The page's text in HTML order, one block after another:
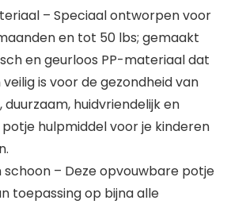
– Speciaal ontworpen voor
en tot 50 lbs; gemaakt
en geurloos PP-materiaal dat
is voor de gezondheid van
huidvriendelijk en
potje hulpmiddel voor je kinderen
schoon – Deze opvouwbare potje
toepassing op bijna alle